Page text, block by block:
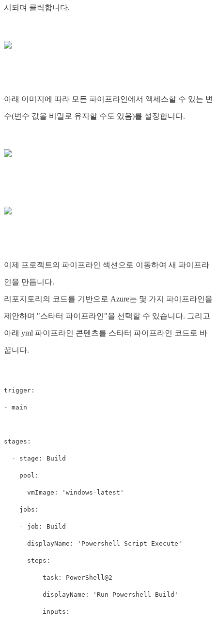
시되며 클릭합니다.
아래 이미지에 따라 모든 파이프라인에서 액세스할 수 있는 변
수(변수 값을 비밀로 유지할 수도 있음)를 설정합니다.
이제 프로젝트의 파이프라인 섹션으로 이동하여 새 파이프라
인을 만듭니다.
리포지토리의 코드를 기반으로 Azure는 몇 가지 파이프라인을
제안하며 "스타터 파이프라인"을 선택할 수 있습니다. 그리고
아래 yml 파이프라인 콘텐츠를 스타터 파이프라인 코드로 바
꿉니다.
trigger:
- main
stages:
  - stage: Build
    pool:
      vmImage: 'windows-latest'
    jobs:
    - job: Build
      displayName: 'Powershell Script Execute'
      steps:
        - task: PowerShell@2
          displayName: 'Run Powershell Build'
          inputs: